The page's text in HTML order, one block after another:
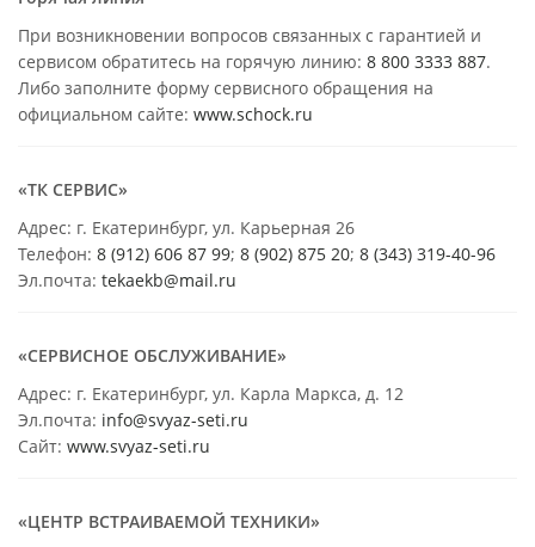
При возникновении вопросов связанных с гарантией и
сервисом обратитесь на горячую линию: 8 800 3333 887.
Либо заполните форму сервисного обращения на
официальном сайте: www.schock.ru
«ТК СЕРВИС»
Адрес: г. Екатеринбург, ул. Карьерная 26
Телефон: 8 (912) 606 87 99; 8 (902) 875 20; 8 (343) 319-40-96
Эл.почта: tekaekb@mail.ru
«СЕРВИСНОЕ ОБСЛУЖИВАНИЕ»
Адрес: г. Екатеринбург, ул. Карла Маркса, д. 12
Эл.почта: info@svyaz-seti.ru
Сайт: www.svyaz-seti.ru
«ЦЕНТР ВСТРАИВАЕМОЙ ТЕХНИКИ»